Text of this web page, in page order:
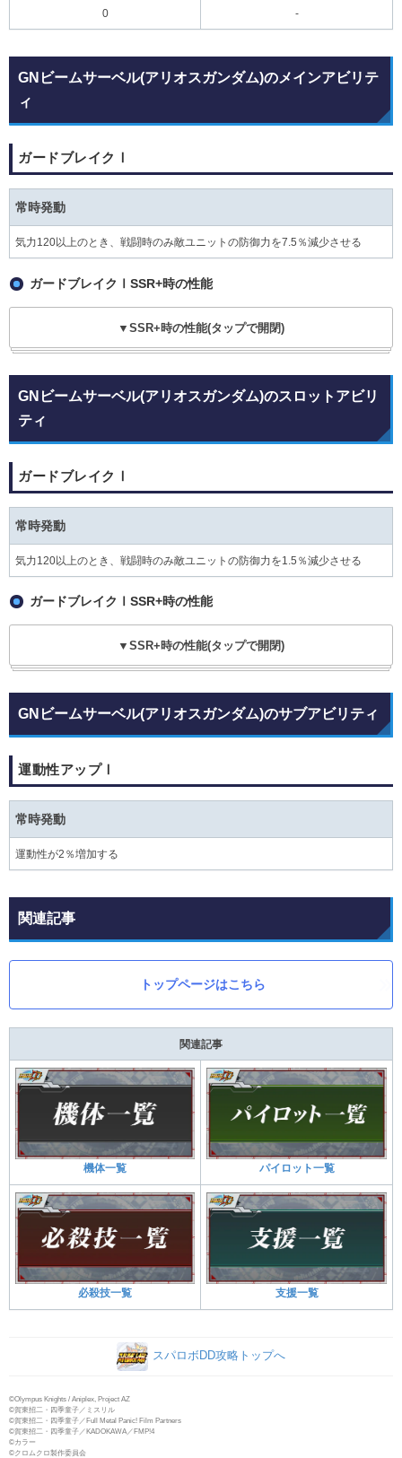
0 -
GNビームサーベル(アリオスガンダム)のメインアビリテ
ィ
ガードブレイクⅠ
常時発動
気力120以上のとき、戦闘時のみ敵ユニットの防御力を7.5％減少させる
ガードブレイクⅠSSR+時の性能
▼SSR+時の性能(タップで開閉)
GNビームサーベル(アリオスガンダム)のスロットアビリ
ティ
ガードブレイクⅠ
常時発動
気力120以上のとき、戦闘時のみ敵ユニットの防御力を1.5％減少させる
ガードブレイクⅠSSR+時の性能
▼SSR+時の性能(タップで開閉)
GNビームサーベル(アリオスガンダム)のサブアビリティ
運動性アップⅠ
常時発動
運動性が2％増加する
関連記事
トップページはこちら
関連記事
機体一覧 パイロット一覧
必殺技一覧 支援一覧
スパロボDD攻略トップへ
©Olympus Knights / Aniplex, Project AZ
©賀東招二・四季童子／ミスリル
©賀東招二・四季童子／Full Metal Panic! Film Partners
©賀東招二・四季童子／KADOKAWA／FMP!4
©カラー
©クロムクロ製作委員会